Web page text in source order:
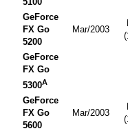
GeForce
FX Go
5200
Mar/2003
GeForce
FX Go
5300A
GeForce
FX Go
5600
Mar/2003